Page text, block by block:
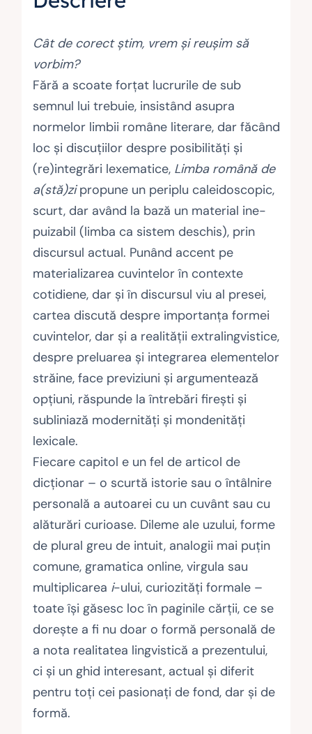
Cât de corect știm, vrem și reușim să
vorbim?
Fără a scoate forțat lucrurile de sub
semnul lui trebuie, insistând asupra
normelor limbii române literare, dar făcând
loc și discuțiilor despre posibi­li­­tăți și
(re)integrări lexematice, Limba română de
a(stă)zipropune un periplu caleidoscopic,
scurt, dar având la bază un material ine­
puizabil (limba ca sistem deschis), prin
discursul actual. Punând accent pe
materializarea cuvintelor în contexte
cotidiene, dar și în dis­cursul viu al presei,
cartea dis­cu­tă despre importanța formei
cuvintelor, dar și a realității extralingvistice,
despre preluarea și integrarea ele­­mente­lor
străine, face previziuni și argumentează
opțiuni, răspunde la întrebări firești și
subliniază modernități și mondenități
lexicale.
Fiecare capitol e un fel de articol de
dicționar – o scurtă istorie sau o întâlnire
personală a autoarei cu un cuvânt sau cu
alăturări curioase. Dileme ale uzului, forme
de plural greu de intuit, analogii mai puțin
comu­ne, gramatica online, virgula sau
multiplicarea i-ului, curiozități formale –
toate își găsesc loc în paginile cărții, ce se
dorește a fi nu doar o formă perso­nală de
a nota realitatea lingvistică a prezentului,
ci și un ghid inte­resant, actual și diferit
pentru toți cei pasionați de fond, dar și de
formă.